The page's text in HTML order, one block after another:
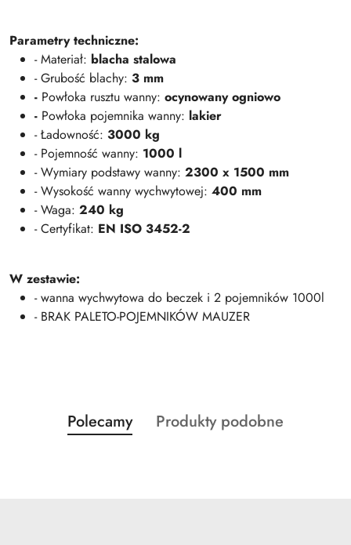
Parametry techniczne:
- Materiał: blacha stalowa
- Grubość blachy: 3 mm
- Powłoka rusztu wanny: ocynowany ogniowo
- Powłoka pojemnika wanny: lakier
- Ładowność: 3000 kg
- Pojemność wanny: 1000 l
- Wymiary podstawy wanny: 2300 x 1500 mm
- Wysokość wanny wychwytowej: 400 mm
- Waga: 240 kg
- Certyfikat: EN ISO 3452-2
W zestawie:
- wanna wychwytowa do beczek i 2 pojemników 1000l
- BRAK PALETO-POJEMNIKÓW MAUZER
Pomiń karuzelę produktów
Produkty
o
Polecamy
Produkty
Produkty podobne